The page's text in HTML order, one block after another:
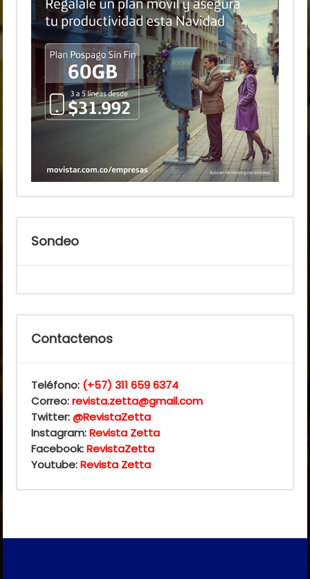
Sondeo
Contactenos
Teléfono: (+57) 311 659 6374
Correo:revista.zetta@gmail.com
Twitter:@RevistaZetta
Instagram:Revista Zetta
Facebook:RevistaZetta
Youtube:Revista Zetta